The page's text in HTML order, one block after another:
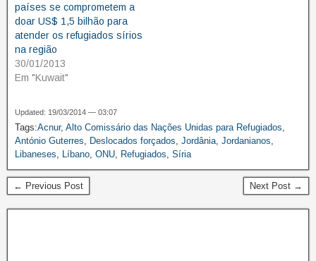
países se comprometem a
doar US$ 1,5 bilhão para
atender os refugiados sírios
na região
30/01/2013
Em "Kuwait"
Updated: 19/03/2014 — 03:07
Tags:Acnur, Alto Comissário das Nações Unidas para Refugiados
António Guterres
Deslocados forçados Jordânia Jordanianos
Libaneses
Líbano ONU Refugiados Síria
← Previous Post Next Post →